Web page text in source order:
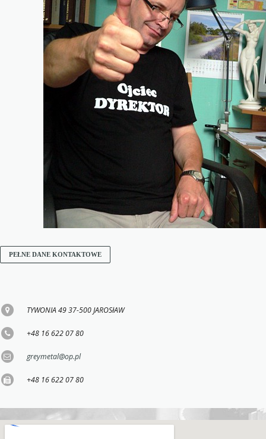
PEŁNE DANE KONTAKTOWE
TYWONIA 49 37-500 JAROSłAW
+48 16 622 07 80
greymetal@op.pl
+48 16 622 07 80